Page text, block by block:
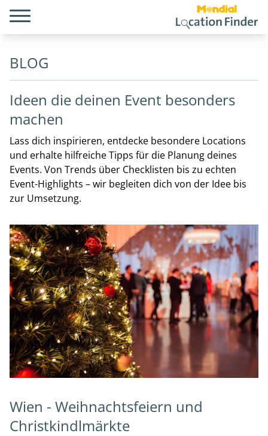
BLOG
Ideen die deinen Event besonders
machen
Lass dich inspirieren, entdecke besondere Locations
und erhalte hilfreiche Tipps für die Planung deines
Events. Von Trends über Checklisten bis zu echten
Event-Highlights – wir begleiten dich von der Idee bis
zur Umsetzung.
Wien - Weihnachtsfeiern und
Christkindlmärkte